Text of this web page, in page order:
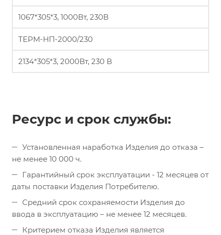
1067*305*3, 1000Вт, 230В
ТЕРМ-НП-2000/230
2134*305*3, 2000Вт, 230 В
Ресурс и срок службы:
Установленная наработка Изделия до отказа –
не менее 10 000 ч.
Гарантийный срок эксплуатации - 12 месяцев от
даты поставки Изделия Потребителю.
Средний срок сохраняемости Изделия до
ввода в эксплуатацию – не менее 12 месяцев.
Критерием отказа Изделия является